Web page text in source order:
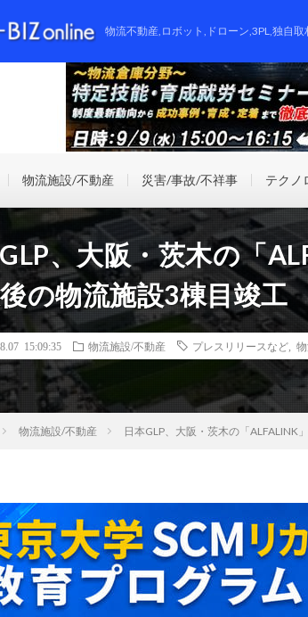
物流不動産,ロボット,ドローン,3PL,独自
物流施設/不動産 災害/事故/不祥事 テクノ
、大阪・茨木の「
の物流施設3棟目竣工
15:09:35 物流施設/不動産 プレスリリースなど
物流施設/不動産 日本GLP、大阪・茨木の「ALFALINK